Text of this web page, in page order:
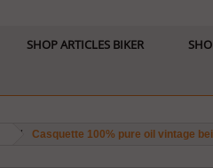
SHOP ARTICLES BIKER
Casquette 100% pure oil vintage